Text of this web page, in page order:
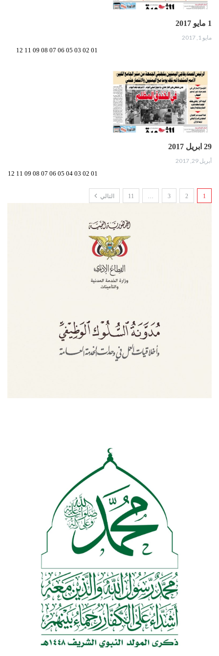
1 مايو 2017
مايو 1, 2017
01 02 03 05 06 07 08 09 11 12
29 ابريل 2017
أبريل 29, 2017
01 02 03 04 05 06 07 08 09 11 12
1
2
3
…
11 التالي